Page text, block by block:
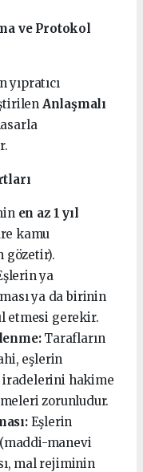
ve Protokol
yıpratıcı
Anlaşmalı
en az 1 yıl
kamu
gözetir).
ya
ya da birinin
etmesi gerekir.
Tarafların
eşlerin
iradelerini hakime
zorunludur.
Eşlerin
manevi
mal rejiminin